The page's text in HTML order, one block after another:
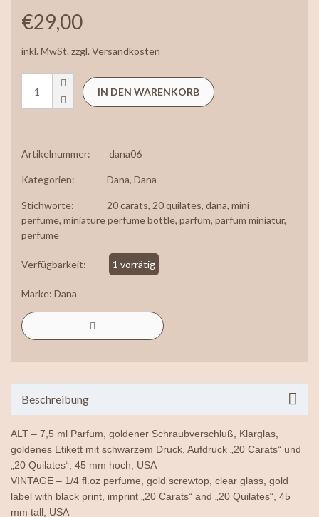
€29,00
inkl. MwSt. zzgl. Versandkosten
IN DEN WARENKORB
Artikelnummer: dana06
Kategorien: Dana, Dana
Stichworte: 20 carats, 20 quilates, dana, mini
perfume, miniature perfume bottle, parfum, parfum miniatur,
perfume
Verfügbarkeit: 1 vorrätig
Marke: Dana
Beschreibung
ALT – 7,5 ml Parfum, goldener Schraubverschluß, Klarglas,
goldenes Etikett mit schwarzem Druck, Aufdruck „20 Carats“ und
„20 Quilates“, 45 mm hoch, USA
VINTAGE – 1/4 fl.oz perfume, gold screwtop, clear glass, gold
label with black print, imprint „20 Carats“ and „20 Quilates“, 45
mm tall, USA